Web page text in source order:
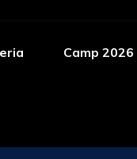
Camp 2026